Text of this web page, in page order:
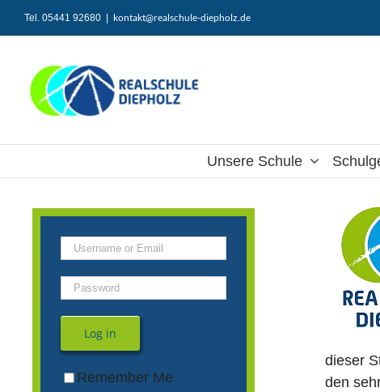
Zum
Inhalt
Tel. 05441 92680 kontakt@realschule-diepholz.de
Unsere Schule
dieser
den
Log in
Remember Me